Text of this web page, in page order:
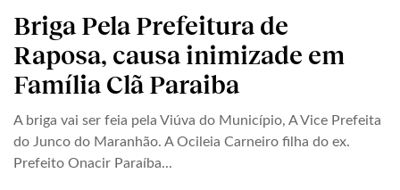
Briga Pela Prefeitura de
Raposa, causa inimizade em
Família Clã Paraiba
A briga vai ser feia pela Viúva do Município, A Vice Prefeita
do Junco do Maranhão. A Ocileia Carneiro filha do ex.
Prefeito Onacir Paraíba...